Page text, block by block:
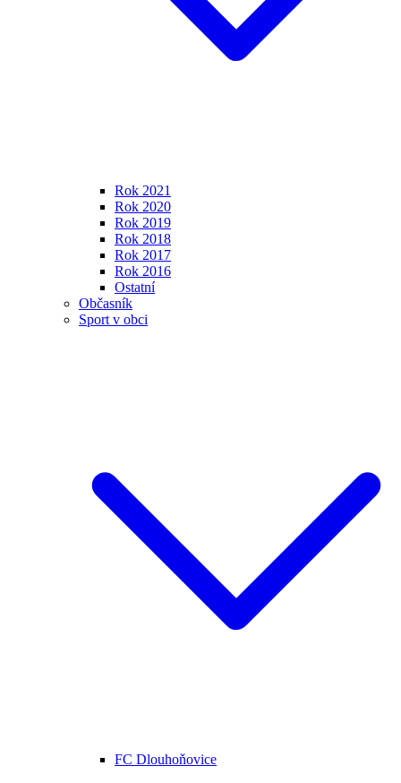
Rok 2021
Rok 2020
Rok 2019
Rok 2018
Rok 2017
Rok 2016
Ostatní
Občasník
Sport v obci
FC Dlouhoňovice